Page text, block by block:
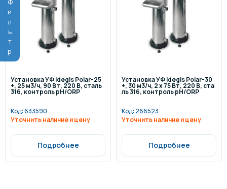
Фильтр
Установка УФ Idegis Polar-25
+, 25 м3/ч, 90 Вт, 220 В, сталь
316, контроль pH/ORP
Код:633590
Уточнить наличие и цену
Подробнее
Установка УФ Idegis Polar-30
+, 30 м3/ч, 2 х 75 Вт, 220 В, ста
ль 316, контроль pH/ORP
Код: 266523
Уточнить наличие и цену
Подробнее